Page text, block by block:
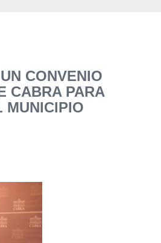
CONVENIO
CABRA PARA
MUNICIPIO